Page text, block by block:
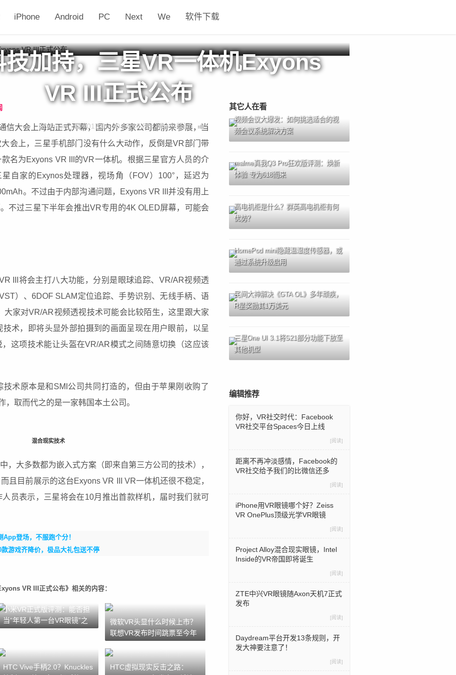
iPhone Android PC Next We 软件下载
技加持，三星VR一体机Exyons
VR III正式公布
Jason 2017-06-30 15:49:51 VR新闻
信大会上海站正式开幕，国内外多家公司都前来参展，当
会上，三星手机部门没有什么大动作，反倒是VR部门带
名为Exyons VR III的VR一体机。根据三星官方人员的介
自家的Exynos处理器，视场角（FOV）100°，延迟为
。不过由于内部沟通问题，Exyons VR III并没有用上
不过三星下半年会推出VR专用的4K OLED屏幕，可能会
III将会主打八大功能，分别是眼球追踪、VR/AR视频透
）、6DOF SLAM定位追踪、手势识别、无线手柄、语
大家对VR/AR视频透视技术可能会比较陌生，这里跟大家
术，即将头显外部拍摄到的画面呈现在用户眼前，以呈
这项技术能让头盔在VR/AR模式之间随意切换（这应该
术原本是和SMI公司共同打造的，但由于苹果刚收购了
，取而代之的是一家韩国本土公司。
混合现实技术
，大多数都为嵌入式方案（即来自第三方公司的技术），
且目前展示的这台Exyons VR III VR一体机还很不稳定，
员表示，三星将会在10月推出首款样机，届时我们就可
登场，不服跑个分！
游戏齐降价，极品大礼包送不停
VR III正式公布》相关的内容：
小米VR正式版评测：能否担
当“年轻人第一台VR眼镜”之
微软VR头显什么时候上市？
联想VR发布时间跳票至今年
HTC Vive手柄2.0？Knuckles
HTC虚拟现实反击之路：
其它人在看
视频会议大爆发：如何挑选适合的视
频会议系统解决方案
realme真我Q3 Pro狂欢版评测：焕新
体验 专为618而来
高电机柜是什么？群英高电机柜有何
优势？
HomePod mini隐藏温湿度传感器，或
通过系统升级启用
民间大神解决《GTA OL》多年顽疾，
R星奖励其1万美元
三星One UI 3.1将S21部分功能下放至
其他机型
编辑推荐
你好，VR社交时代：Facebook
VR社交平台Spaces今日上线
[阅读]
距离不再冲淡感情，Facebook的
VR社交给予我们的比微信还多
[阅读]
iPhone用VR眼镜哪个好？Zeiss
VR OnePlus顶级光学VR眼镜
[阅读]
Project Alloy混合现实眼镜，Intel
Inside的VR帝国即将诞生
[阅读]
ZTE中兴VR眼镜随Axon天机7正式
发布
[阅读]
Daydream平台开发13条规则，开
发大神要注意了！
[阅读]